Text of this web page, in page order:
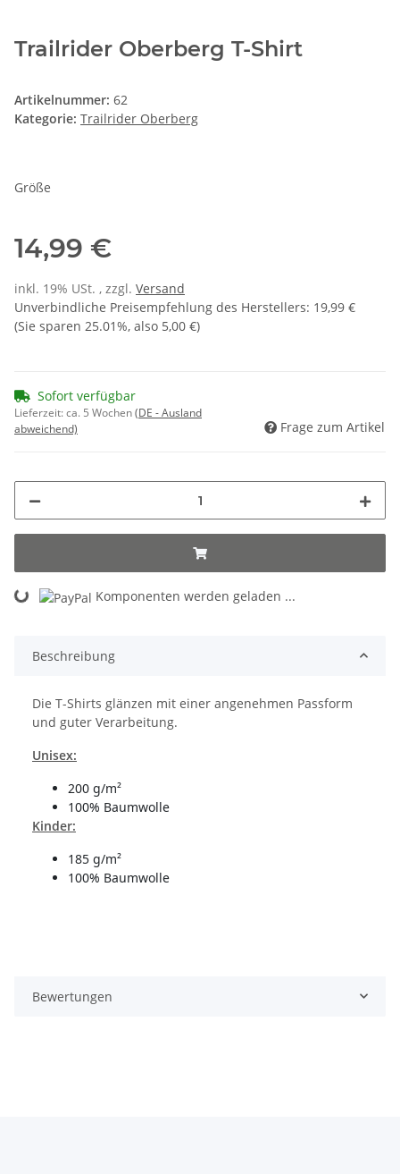
Trailrider Oberberg T-Shirt
Artikelnummer: 62
Kategorie: Trailrider Oberberg
Größe
14,99 €
inkl. 19% USt. , zzgl. Versand
Unverbindliche Preisempfehlung des Herstellers: 19,99 €
(Sie sparen 25.01%, also 5,00 €)
Sofort verfügbar
Lieferzeit:ca. 5 Wochen(DE - Ausland
abweichend)
Frage zum Artikel
Loading... Komponenten werden geladen ...
Beschreibung
Die T-Shirts glänzen mit einer angenehmen Passform
und guter Verarbeitung.
Unisex:
200 g/m²
100% Baumwolle
Kinder:
185 g/m²
100% Baumwolle
Bewertungen